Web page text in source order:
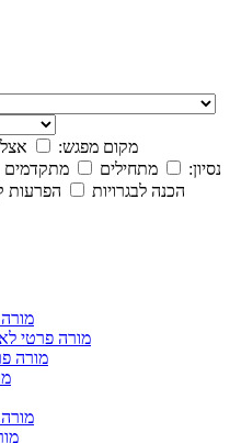
מקום מפגש:
נסיון:
מתחילים מתקדמים
הכנה לבגרויות
הפרעות
מורה פרטי
מורה